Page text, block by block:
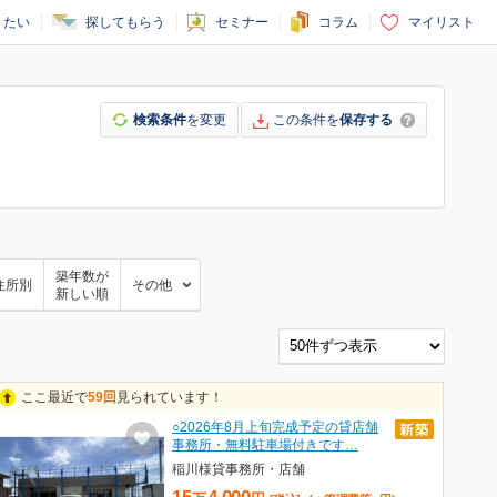
たい 探してもらう セミナー コラム マイリスト
検索条件を変更 この条件を保存する
所別
築年数が
新しい順
その他
ここ最近で59回 見られています！
○2026年8月上旬完成予定の貸店舗
事務所・無料駐車場付きです…
稲川様貸事務所・店舗